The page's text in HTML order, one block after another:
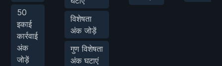
50
इकाई
कार्रवाई
अंक
जोड़ें
विशेषता
अंक जोड़ें
गुण विशेषता
अंक घटाएं